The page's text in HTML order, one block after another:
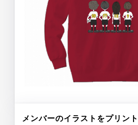
メンバーのイラストをプリン